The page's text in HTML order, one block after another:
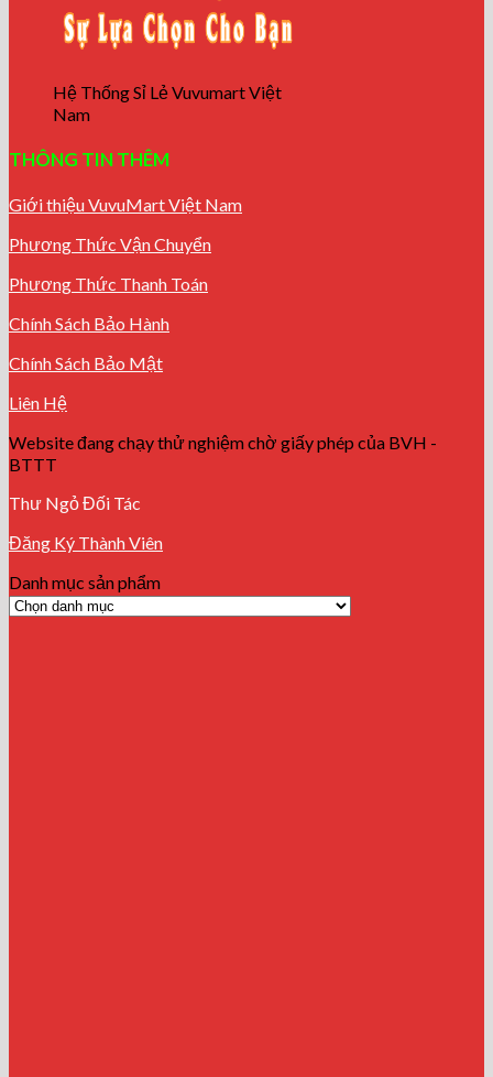
Hệ Thống Sỉ Lẻ Vuvumart Việt
Nam
THÔNG TIN THÊM
Giới thiệu VuvuMart Việt Nam
Phương Thức Vận Chuyển
Phương Thức Thanh Toán
Chính Sách Bảo Hành
Chính Sách Bảo Mật
Liên Hệ
Website đang chạy thử nghiệm chờ giấy phép của BVH -
BTTT
Thư Ngỏ Đối Tác
Đăng Ký Thành Viên
Danh mục sản phẩm